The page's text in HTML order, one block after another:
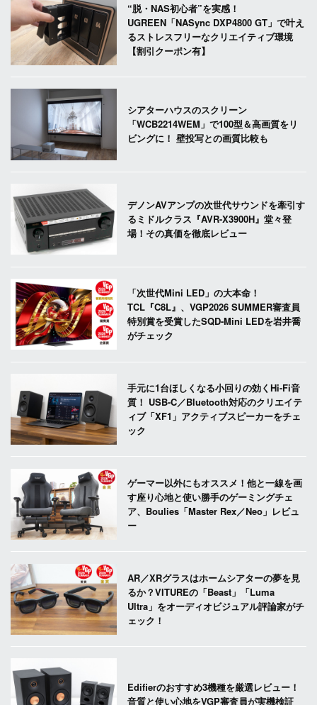
“脱・NAS初心者”を実感！
UGREEN「NASync DXP4800 GT」で叶え
るストレスフリーなクリエイティブ環境
【割引クーポン有】
シアターハウスのスクリーン
「WCB2214WEM」で100型＆高画質をリ
ビングに！ 壁投写との画質比較も
デノンAVアンプの次世代サウンドを牽引す
るミドルクラス『AVR-X3900H』堂々登
場！その真価を徹底レビュー
「次世代Mini LED」の大本命！
TCL『C8L』、VGP2026 SUMMER審査員
特別賞を受賞したSQD-Mini LEDを岩井喬
がチェック
手元に1台ほしくなる小回りの効くHi-Fi音
質！ USB-C／Bluetooth対応のクリエイテ
ィブ「XF1」アクティブスピーカーをチェ
ック
ゲーマー以外にもオススメ！他と一線を画
す座り心地と使い勝手のゲーミングチェ
ア、Boulies「Master Rex／Neo」レビュ
ー
AR／XRグラスはホームシアターの夢を見
るか？VITUREの「Beast」「Luma
Ultra」をオーディオビジュアル評論家がチ
ェック！
Edifierのおすすめ3機種を厳選レビュー！
音質と使い心地をVGP審査員が実機検証